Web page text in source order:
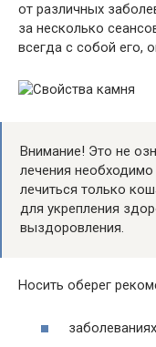
от различных
за несколько
всегда с собой его,
Внимание! Это не
лечения
лечиться только
для укрепления
выздоровления.
Носить оберег